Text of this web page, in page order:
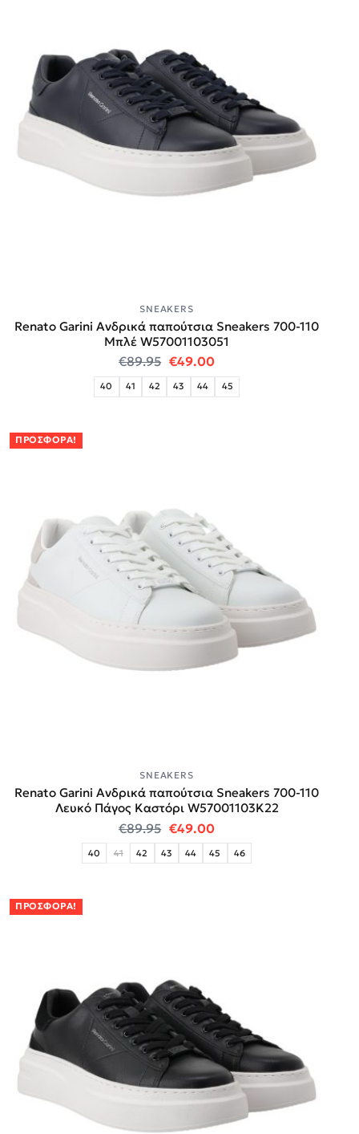
SNEAKERS
Renato Garini Ανδρικά παπούτσια Sneakers 700-110
Μπλέ W57001103051
€89.95 Original price was: €89.95.
€49.00Η τρέχουσα τιμή
40 41 42 43 44 45
ΠΡΟΣΦΟΡΆ!
SNEAKERS
Renato Garini Ανδρικά παπούτσια Sneakers 700-110
Λευκό Πάγος Καστόρι W57001103K22
€89.95 Original price was: €89.95.
€49.00Η τρέχουσα τιμή
40 41 42 43 44 45 46
ΠΡΟΣΦΟΡΆ!